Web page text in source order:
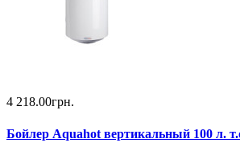
4 218.00грн.
Бойлер Aquahot вертикальный 100 л.